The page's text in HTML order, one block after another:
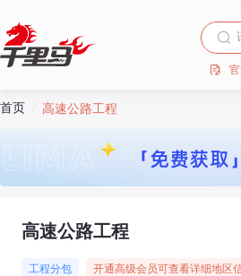
首页 高速公路工程
高速公路工程
工程分包 开通高级会员可查看详细地区